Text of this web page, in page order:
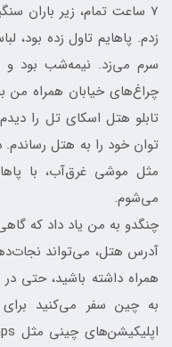
7 ساعت تمام، زیر باران
زدم. پاهایم تاول زده
سرم می‌زد. نیمه‌شب بود و
چراغ‌های خیابان همراه من
تابلو هتل اسکای تل را
توان خود را به هتل
مثل موشی غرق‌آب، با
می‌شوم.
چنگدو به من یاد داد که
آدرس هتل، می‌تواند
همراه داشته باشید، حتی
به چین سفر می‌کنید